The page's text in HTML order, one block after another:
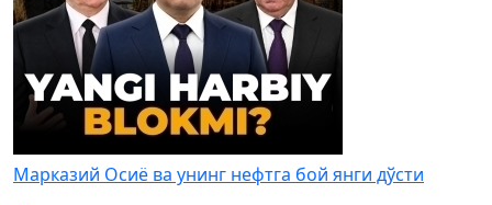
Марказий Осиё ва унинг нефтга бой янги дўсти